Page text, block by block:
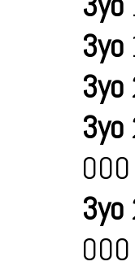
3yo
3yo
3yo
3yo